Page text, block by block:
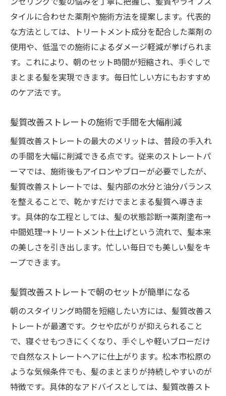
タイルに合わせた薬剤や施術方法を提案します。代表的
な方法としては、トリートメント成分を配合した薬剤の
使用や、低温での施術によるダメージ軽減が挙げられま
す。これにより、朝のセット時間が短縮され、手ぐしで
まとまる髪を実現できます。毎日忙しい方にもおすすめ
のケア法です。
髪質改善ストレートの施術で手間を大幅削減
髪質改善ストレートの最大のメリットは、普段の手入れ
の手間を大幅に削減できる点です。従来のストレートパ
ーマでは、施術後もアイロンやブローが必要でしたが、
髪質改善ストレートでは、髪内部の水分と油分バランス
を整えることで、乾かすだけでまとまる髪質へ導きま
す。具体的な工程としては、髪の状態診断→薬剤塗布→
中間処理→トリートメント仕上げという流れで、髪本来
の美しさを引き出します。忙しい毎日でも美しい髪をキ
ープできます。
髪質改善ストレートで朝のセットが簡単になる
朝のスタイリング時間を短縮したい方には、髪質改善ス
トレートが最適です。クセや広がりが抑えられること
で、寝ぐせもつきにくくなり、手ぐしや軽いブローだけ
で自然なストレートヘアに仕上がります。松本市松原の
ような気候条件でも、髪のまとまりが持続しやすいのが
特徴です。具体的なアドバイスとしては、髪質改善スト